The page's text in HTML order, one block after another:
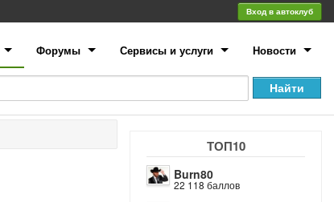
Вход в автоклуб
Форумы Сервисы и услуги Новости
ТОП10
Burn80
22 118 баллов